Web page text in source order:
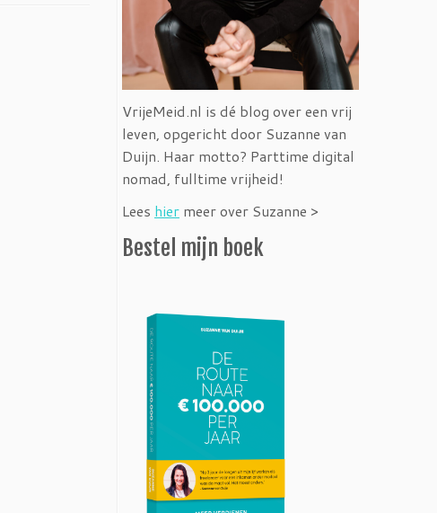
VrijeMeid.nl is dé blog over een vrij
leven, opgericht door Suzanne van
Duijn. Haar motto? Parttime digital
nomad, fulltime vrijheid!
Lees hier meer over Suzanne >
Bestel mijn boek